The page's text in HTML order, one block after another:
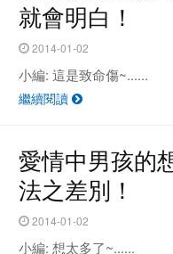
就會明白！
2014-01-02
小編: 這是致命傷~......
繼續閱讀
愛情中男孩的
法之差別！
2014-01-02
小編: 想太多了~......